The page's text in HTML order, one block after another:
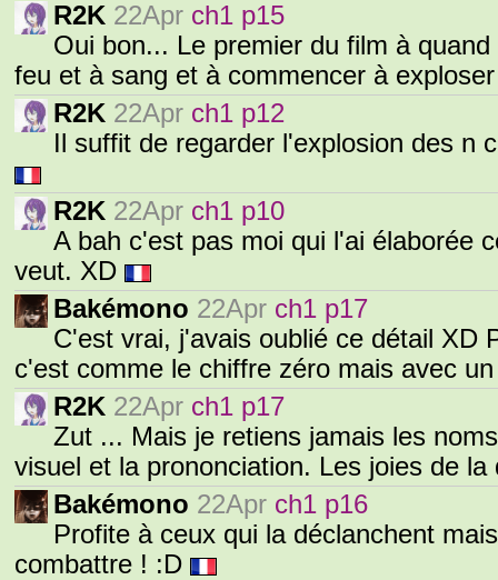
R2K 22Apr ch1 p15
Oui bon... Le premier du film à
feu et à sang et à commencer à
R2K 22Apr ch1 p12
Il suffit de regarder l'explosion des n
R2K 22Apr ch1 p10
A bah c'est pas moi qui l'ai élaborée
veut. XD
Bakémono 22Apr ch1 p17
C'est vrai, j'avais oublié ce détail XD
c'est comme le chiffre zéro mais avec
R2K 22Apr ch1 p17
Zut ... Mais je retiens jamais les
visuel et la prononciation. Les joies de
Bakémono 22Apr ch1 p16
Profite à ceux qui la déclanchent
combattre ! :D